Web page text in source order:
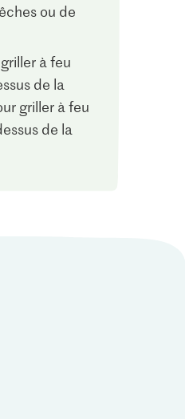
ou de
à feu
de la
griller à feu
de la